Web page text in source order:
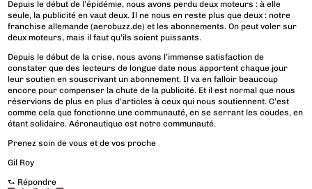
Depuis le début de l’épidémie, nous avons perdu deux moteurs : à elle
seule, la publicité en vaut deux. Il ne nous en reste plus que deux : notre
franchise allemande (aerobuzz.de) et les abonnements. On peut voler sur
deux moteurs, mais il faut qu’ils soient puissants.
Depuis le début de la crise, nous avons l’immense satisfaction de
constater que des lecteurs de longue date nous apportent chaque jour
leur soutien en souscrivant un abonnement. Il va en falloir beaucoup
encore pour compenser la chute de la publicité. Et il est normal que nous
réservions de plus en plus d’articles à ceux qui nous soutiennent. C’est
comme cela que fonctionne une communauté, en se serrant les coudes, en
étant solidaire. Aéronautique est notre communauté.
Prenez soin de vous et de vos proche
Gil Roy
⮑ Répondre